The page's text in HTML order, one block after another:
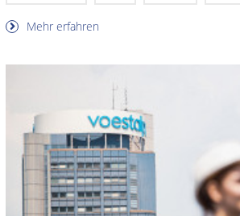
Mehr erfahren